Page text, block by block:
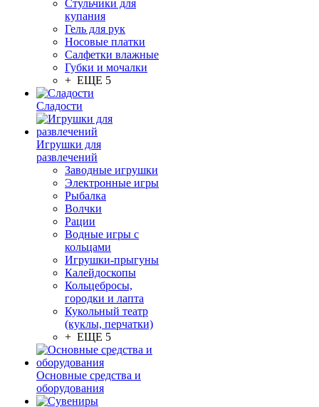
Стульчики для
купания
Гель для рук
Носовые платки
Салфетки влажные
Губки и мочалки
+ ЕЩЕ 5
Сладости
Игрушки для
развлечений
Заводные игрушки
Электронные игры
Рыбалка
Волчки
Рации
Водные игры с
кольцами
Игрушки-прыгуны
Калейдоскопы
Кольцебросы,
городки и лапта
Кукольный театр
(куклы, перчатки)
+ ЕЩЕ 5
Основные средства и
оборудования